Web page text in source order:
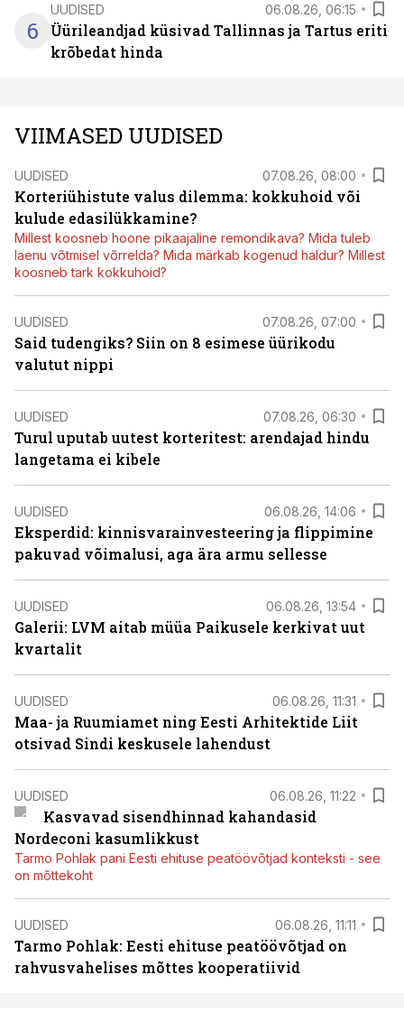
6
UUDISED 06.08.26, 06:15
Üürileandjad küsivad Tallinnas ja Tartus eriti
krõbedat hinda
VIIMASED UUDISED
UUDISED 07.08.26, 08:00
Korteriühistute valus dilemma: kokkuhoid või
kulude edasilükkamine?
Millest koosneb hoone pikaajaline remondikava? Mida tuleb
laenu võtmisel võrrelda? Mida märkab kogenud haldur? Millest
koosneb tark kokkuhoid?
UUDISED 07.08.26, 07:00
Said tudengiks? Siin on 8 esimese üürikodu
valutut nippi
UUDISED 07.08.26, 06:30
Turul uputab uutest korteritest: arendajad hindu
langetama ei kibele
UUDISED 06.08.26, 14:06
Eksperdid: kinnisvarainvesteering ja flippimine
pakuvad võimalusi, aga ära armu sellesse
UUDISED 06.08.26, 13:54
Galerii: LVM aitab müüa Paikusele kerkivat uut
kvartalit
UUDISED 06.08.26, 11:31
Maa- ja Ruumiamet ning Eesti Arhitektide Liit
otsivad Sindi keskusele lahendust
UUDISED 06.08.26, 11:22
Kasvavad sisendhinnad kahandasid
Nordeconi kasumlikkust
Tarmo Pohlak pani Eesti ehituse peatöövõtjad konteksti - see
on mõttekoht
UUDISED 06.08.26, 11:11
Tarmo Pohlak: Eesti ehituse peatöövõtjad on
rahvusvahelises mõttes kooperatiivid